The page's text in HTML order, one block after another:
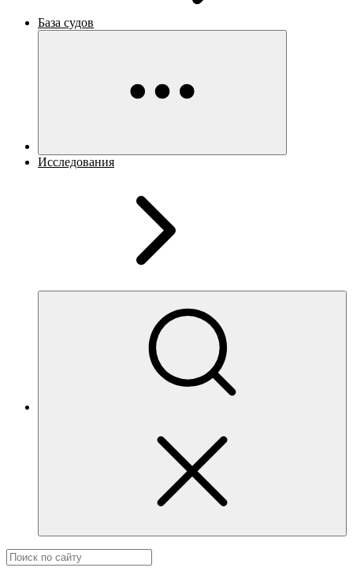
База судов
Исследования